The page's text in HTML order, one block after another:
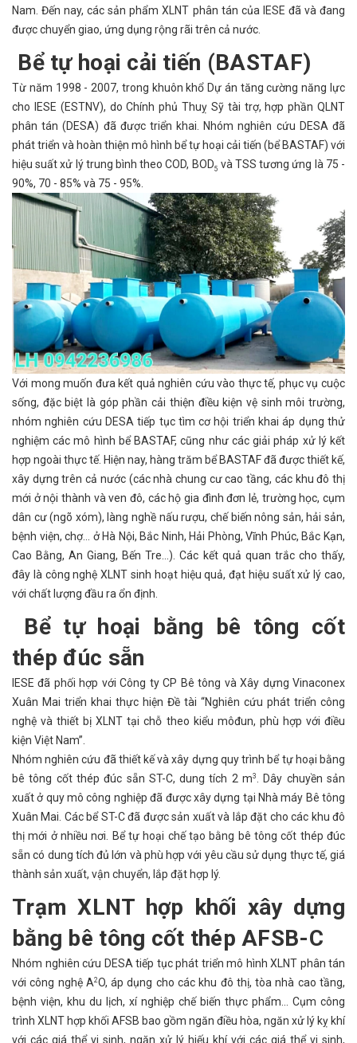
Nam. Đến nay, các sản phẩm XLNT phân tán của IESE đã và đang
được chuyển giao, ứng dụng rộng rãi trên cả nước.
Bể tự hoại cải tiến (BASTAF)
Từ năm 1998 - 2007, trong khuôn khổ Dự án tăng cường năng lực
cho IESE (ESTNV), do Chính phủ Thuỵ Sỹ tài trợ, hợp phần QLNT
phân tán (DESA) đã được triển khai. Nhóm nghiên cứu DESA đã
phát triển và hoàn thiện mô hình bể tự hoại cải tiến (bể BASTAF) với
hiệu suất xử lý trung bình theo COD, BOD5 và TSS tương ứng là 75 -
90%, 70 - 85% và 75 - 95%.
Với mong muốn đưa kết quả nghiên cứu vào thực tế, phục vụ cuộc
sống, đặc biệt là góp phần cải thiện điều kiện vệ sinh môi trường,
nhóm nghiên cứu DESA tiếp tục tìm cơ hội triển khai áp dụng thử
nghiệm các mô hình bể BASTAF, cũng như các giải pháp xử lý kết
hợp ngoài thực tế. Hiện nay, hàng trăm bể BASTAF đã được thiết kế,
xây dựng trên cả nước (các nhà chung cư cao tầng, các khu đô thị
mới ở nội thành và ven đô, các hộ gia đình đơn lẻ, trường học, cụm
dân cư (ngõ xóm), làng nghề nấu rượu, chế biến nông sản, hải sản,
bệnh viện, chợ... ở Hà Nội, Bắc Ninh, Hải Phòng, Vĩnh Phúc, Bắc Kạn,
Cao Bằng, An Giang, Bến Tre...). Các kết quả quan trắc cho thấy,
đây là công nghệ XLNT sinh hoạt hiệu quả, đạt hiệu suất xử lý cao,
với chất lượng đầu ra ổn định.
Bể tự hoại bằng bê tông cốt
thép đúc sẵn
IESE đã phối hợp với Công ty CP Bê tông và Xây dựng Vinaconex
Xuân Mai triển khai thực hiện Đề tài “Nghiên cứu phát triển công
nghệ và thiết bị XLNT tại chỗ theo kiểu môđun, phù hợp với điều
kiện Việt Nam”.
Nhóm nghiên cứu đã thiết kế và xây dựng quy trình bể tự hoại bằng
bê tông cốt thép đúc sẵn ST-C, dung tích 2 m3
. Dây chuyền sản
xuất ở quy mô công nghiệp đã được xây dựng tại Nhà máy Bê tông
Xuân Mai. Các bể ST-C đã được sản xuất và lắp đặt cho các khu đô
thị mới ở nhiều nơi. Bể tự hoại chế tạo bằng bê tông cốt thép đúc
sẵn có dung tích đủ lớn và phù hợp với yêu cầu sử dụng thực tế, giá
thành sản xuất, vận chuyển, lắp đặt hợp lý.
Trạm XLNT hợp khối xây dựng
bằng bê tông cốt thép AFSB-C
Nhóm nghiên cứu DESA tiếp tục phát triển mô hình XLNT phân tán
với công nghệ A2O, áp dụng cho các khu đô thị, tòa nhà cao tầng,
bệnh viện, khu du lịch, xí nghiệp chế biến thực phẩm... Cụm công
trình XLNT hợp khối AFSB bao gồm ngăn điều hòa, ngăn xử lý kỵ khí
với các giá thể vi sinh, ngăn xử lý hiếu khí với các giá thể vi sinh,